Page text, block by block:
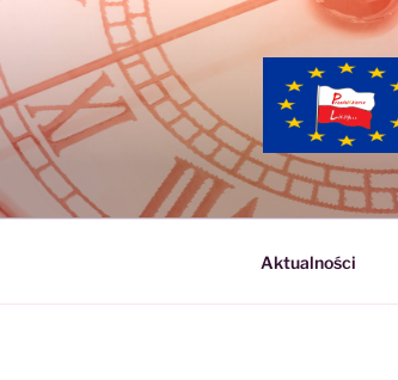
treści
Aktualności